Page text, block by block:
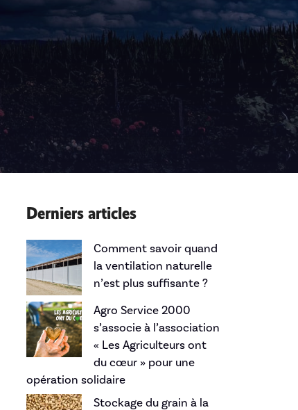
Derniers articles
Comment savoir quand
la ventilation naturelle
n’est plus suffisante ?
Agro Service 2000
s’associe à l’association
« Les Agriculteurs ont
du cœur » pour une
opération solidaire
Stockage du grain à la